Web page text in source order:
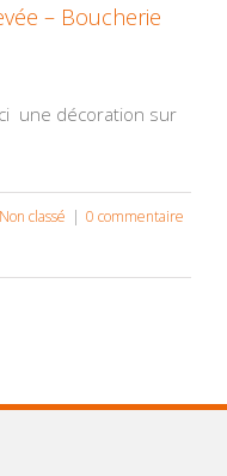
– Boucherie
une décoration sur
Non classé | 0 commentaire